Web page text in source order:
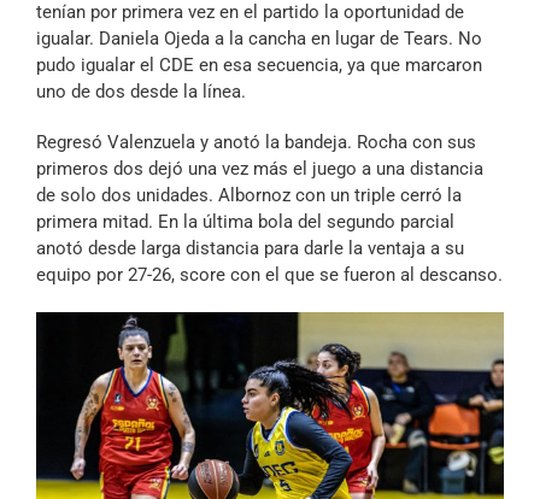
tenían por primera vez en el partido la oportunidad de
igualar. Daniela Ojeda a la cancha en lugar de Tears. No
pudo igualar el CDE en esa secuencia, ya que marcaron
uno de dos desde la línea.
Regresó Valenzuela y anotó la bandeja. Rocha con sus
primeros dos dejó una vez más el juego a una distancia
de solo dos unidades. Albornoz con un triple cerró la
primera mitad. En la última bola del segundo parcial
anotó desde larga distancia para darle la ventaja a su
equipo por 27-26, score con el que se fueron al descanso.